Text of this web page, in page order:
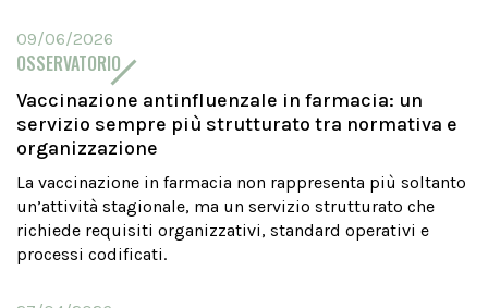
09/06/2026
OSSERVATORIO
Vaccinazione antinfluenzale in farmacia: un
servizio sempre più strutturato tra normativa e
organizzazione
La vaccinazione in farmacia non rappresenta più soltanto
un’attività stagionale, ma un servizio strutturato che
richiede requisiti organizzativi, standard operativi e
processi codificati.